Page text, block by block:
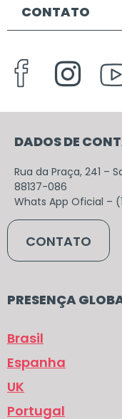
CONTATO
DADOS DE
Rua da Praça, 241 –
88137-086
Whats App Oficial –
CONTATO
PRESENÇA
Brasil
Espanha
UK
Portugal